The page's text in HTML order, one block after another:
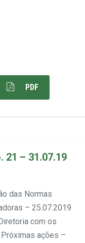
PDF
21 – 31.07.19
das Normas
– 25.07.2019
com os
ações –